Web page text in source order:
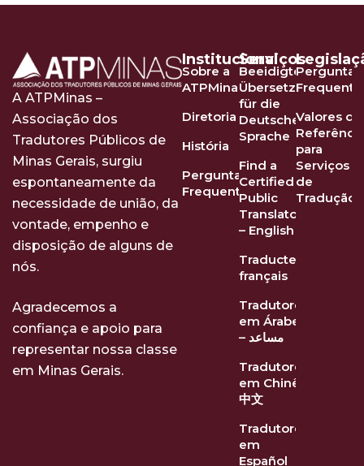
A ATPMinas –
Associação dos
Tradutores Públicos de
Minas Gerais, surgiu
espontaneamente da
necessidade de união, da
vontade, empenho e
disposição de alguns de
nós.
Agradecemos a
confiança e apoio para
representar nossa classe
em Minas Gerais.
Institucional
Sobre a
ATPMinas
Diretoria
História
Perguntas
Frequentes
Serviços
Beeidigte
Übersetzer
für die
Deutsche
Sprache
Find a
Certified
Public
Translator
– English
Traducteurs
français
Tradutores
em Árabe
– مساعد
Tradutores
em Chinês
中文
Tradutores
em
Español
Perguntas
Valores de
Referência
para
Serviços
de
Tradução